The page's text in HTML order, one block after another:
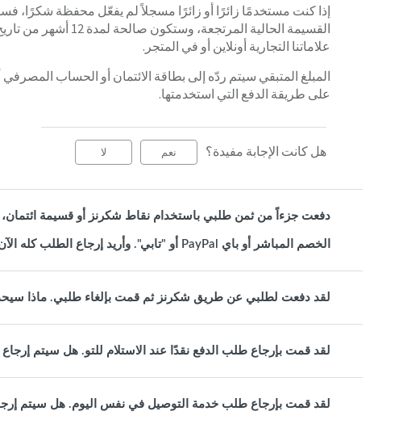
إذا كنت مستخدمًا زائرًا أو زائرًا مسجلاً لم يفعّل محفظة شكرًا،
القسيمة الحالية
علاماتنا التجارية أونلاين أو في المتجر.
على طريقة الدفع التي استخدمتها.
هل كانت الإجابة مفيدة؟ نعم لا
دفعت جزءاً من ثمن طلبي باستخدام نقاط شكرنز أو قسيمة ائتمان،
الخصم المباشر أو باي PayPal أو "تابي". وأريد إرجاع الطلب كله الآن. كيف ستتم معالجة استرداد الأموال؟
لقد دفعت لطلبي عن طريق شكرنز ثم قمت بإلغاء طلبي. ماذا
لقد قمت بإرجاع طلب الدفع نقدًا عند الاستلام للتو. هل سيتم
لقد قمت بإرجاع طلب خدمة التوصيل في نفس اليوم. هل سيتم